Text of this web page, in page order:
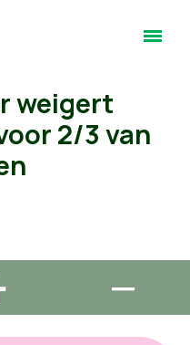
weigert
2/3 van